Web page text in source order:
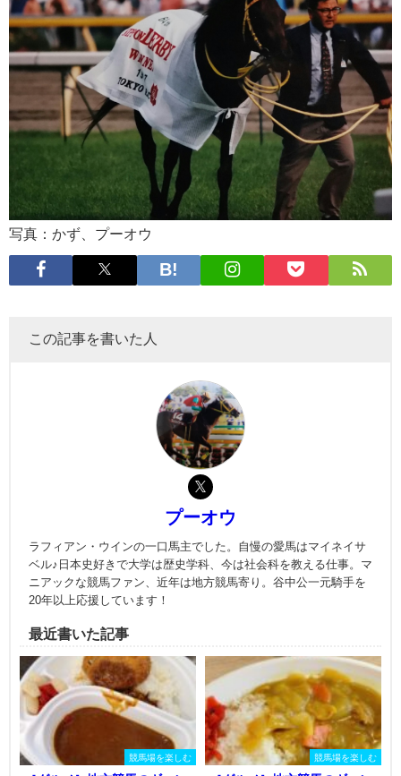
写真：かず、プーオウ
この記事を書いた人
プーオウ
ラフィアン・ウインの一口馬主でした。自慢の愛馬はマイネイサ
ベル♪日本史好きで大学は歴史学科、今は社会科を教える仕事。マ
ニアックな競馬ファン、近年は地方競馬寄り。谷中公一元騎手を
20年以上応援しています！
最近書いた記事
競馬場を楽しむ 競馬場を楽しむ